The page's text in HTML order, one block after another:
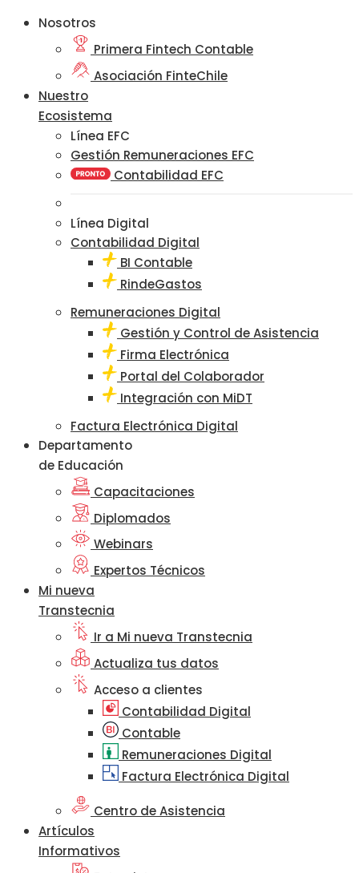
Nosotros
Primera Fintech Contable
Asociación FinteChile
Nuestro
Ecosistema
Línea EFC
Gestión Remuneraciones EFC
Contabilidad EFC
Línea Digital
Contabilidad Digital
BI Contable
RindeGastos
Remuneraciones Digital
Gestión y Control de Asistencia
Firma Electrónica
Portal del Colaborador
Integración con MiDT
Factura Electrónica Digital
Departamento
de Educación
Capacitaciones
Diplomados
Webinars
Expertos Técnicos
Mi nueva
Transtecnia
Ir a Mi nueva Transtecnia
Actualiza tus datos
Acceso a clientes
Contabilidad Digital
Contable
Remuneraciones Digital
Factura Electrónica Digital
Centro de Asistencia
Artículos
Informativos